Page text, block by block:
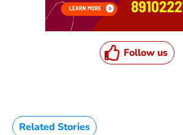
Follow us
Related Stories